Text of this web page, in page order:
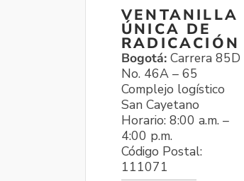
VENTANILLA
ÚNICA DE
RADICACIÓN
Bogotá: Carrera 85D
No. 46A – 65
Complejo logístico
San Cayetano
Horario: 8:00 a.m. –
4:00 p.m.
Código Postal:
111071